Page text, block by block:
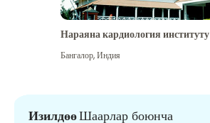
Нараяна кардиология институту
Бангалор,Индия
ИзилдөөШаарлар боюнча